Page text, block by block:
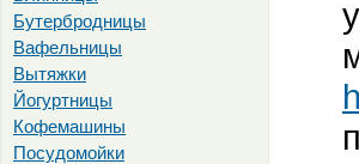
Бутербродницы
Вафельницы
Вытяжки
Йогуртницы
Кофемашины
Посудомойки